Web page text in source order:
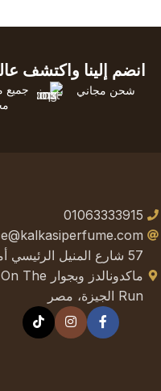
انضم إلينا واكتشف
شحن مجاني
جميع
01063333915
57 شارع المنيل الرئيسي
ماكدونالدز وبجوار On The
Run الجيزة، مصر